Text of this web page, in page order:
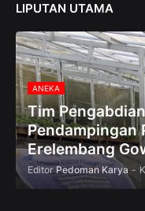
0
%
O
f
f
LIPUTAN UTAMA
ANEKA
Tim
Pendampingan
Erelembang
Editor Pedoman Karya -